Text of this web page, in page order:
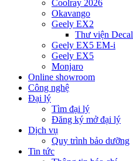
Coolray 2026
Okavango
Geely EX2
Thư viện
Geely EX5 EM-i
Geely EX5
Monjaro
Online showroom
Công nghệ
Đại lý
Tìm đại lý
Đăng ký mở đại lý
Dịch vụ
Quy trình bảo dưỡng
Tin tức